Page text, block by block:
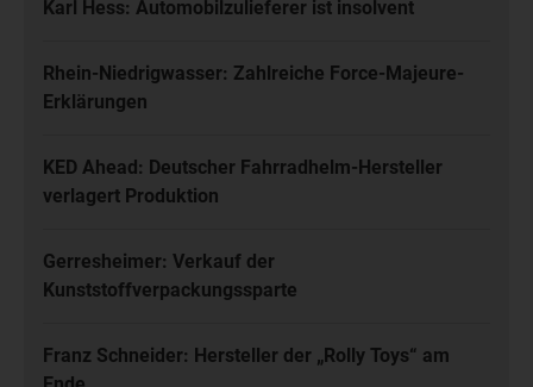
Karl Hess: Automobilzulieferer ist insolvent
Rhein-Niedrigwasser: Zahlreiche Force-Majeure-
Erklärungen
KED Ahead: Deutscher Fahrradhelm-Hersteller
verlagert Produktion
Gerresheimer: Verkauf der
Kunststoffverpackungssparte
Franz Schneider: Hersteller der „Rolly Toys“ am